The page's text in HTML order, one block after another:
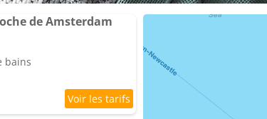
de Amsterdam
bains